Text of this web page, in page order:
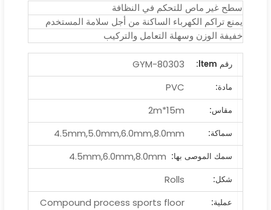
سطح غير ماص للتحكم في النظافة
يمنع تراكم الكهرباء الساكنة من أجل سلامة المستخدم
خفيفة الوزن وسهلة التعامل والتركيب
رقم ltem:
GYM-80303
مادة:
PVC
مقاس:
2m*15m
سماكة:
4.5mm,5.0mm,6.0mm,8.0mm
سمك الموصى بها: 4.5mm,6.0mm,8.0mm
شكل:
Rolls
عملية:
Compound process sports floor